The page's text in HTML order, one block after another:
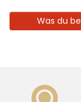
Was du